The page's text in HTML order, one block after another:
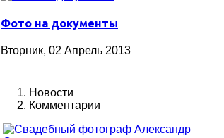
Фото на документы
Вторник, 02 Апрель 2013
Новости
Комментарии